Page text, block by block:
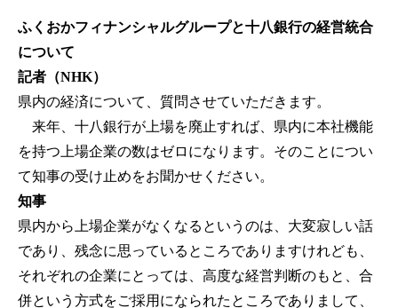
ふくおかフィナンシャルグループと十八銀行の経営統合
について
記者（NHK）
県内の経済について、質問させていただきます。
来年、十八銀行が上場を廃止すれば、県内に本社機能
を持つ上場企業の数はゼロになります。そのことについ
て知事の受け止めをお聞かせください。
知事
県内から上場企業がなくなるというのは、大変寂しい話
であり、残念に思っているところでありますけれども、
それぞれの企業にとっては、高度な経営判断のもと、合
併という方式をご採用になられたところでありまして、